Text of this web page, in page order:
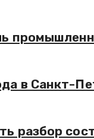
в Санкт-
разбор